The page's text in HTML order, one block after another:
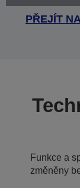
PŘEJÍT
Funkce a
změněny